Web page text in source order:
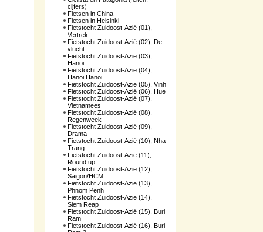
cijfers)
Fietsen in China
Fietsen in Helsinki
Fietstocht Zuidoost-Azië (01),
Vertrek
Fietstocht Zuidoost-Azië (02), De
vlucht
Fietstocht Zuidoost-Azië (03),
Hanoi
Fietstocht Zuidoost-Azië (04),
Hanoi Hanoi
Fietstocht Zuidoost-Azië (05), Vinh
Fietstocht Zuidoost-Azië (06), Hue
Fietstocht Zuidoost-Azië (07),
Vietnamees
Fietstocht Zuidoost-Azië (08),
Regenweek
Fietstocht Zuidoost-Azië (09),
Drama
Fietstocht Zuidoost-Azië (10), Nha
Trang
Fietstocht Zuidoost-Azië (11),
Round up
Fietstocht Zuidoost-Azië (12),
Saigon/HCM
Fietstocht Zuidoost-Azië (13),
Phnom Penh
Fietstocht Zuidoost-Azië (14),
Siem Reap
Fietstocht Zuidoost-Azië (15), Buri
Ram
Fietstocht Zuidoost-Azië (16), Buri